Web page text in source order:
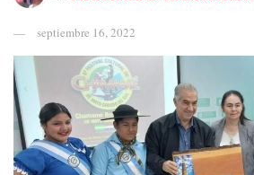
septiembre 16, 2022